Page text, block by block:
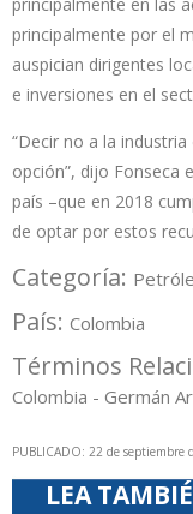
principalmente por el
auspician dirigentes
e inversiones en el
“Decir no a la
opción”, dijo Fonseca
país –que en 2018
de optar por estos
Categoría:
País: Colombia
Términos
Colombia - Germán
PUBLICADO: 22 de septiembre
LEA